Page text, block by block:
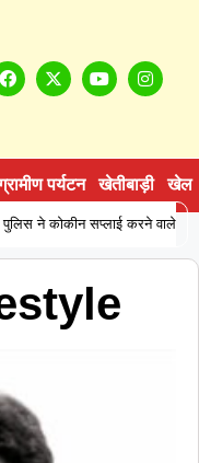
पर्यटन खेतीबाड़ी खेल
ने कोकीन सप्लाई करने वाले